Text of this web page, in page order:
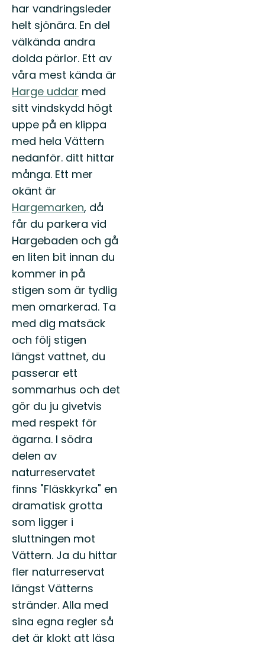
har vandringsleder
helt sjönära. En del
välkända andra
dolda pärlor. Ett av
våra mest kända är
Harge uddar med
sitt vindskydd högt
uppe på en klippa
med hela Vättern
nedanför. ditt hittar
många. Ett mer
okänt är
Hargemarken, då
får du parkera vid
Hargebaden och gå
en liten bit innan du
kommer in på
stigen som är tydlig
men omarkerad. Ta
med dig matsäck
och följ stigen
längst vattnet, du
passerar ett
sommarhus och det
gör du ju givetvis
med respekt för
ägarna. I södra
delen av
naturreservatet
finns "Fläskkyrka" en
dramatisk grotta
som ligger i
sluttningen mot
Vättern. Ja du hittar
fler naturreservat
längst Vätterns
stränder. Alla med
sina egna regler så
det är klokt att läsa